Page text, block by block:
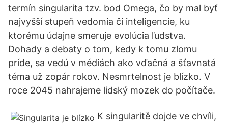
termín singularita tzv. bod Omega, čo by mal byť
najvyšší stupeň vedomia či inteligencie, ku
ktorému údajne smeruje evolúcia ľudstva.
Dohady a debaty o tom, kedy k tomu zlomu
príde, sa vedú v médiách ako vďačná a šťavnatá
téma už zopár rokov. Nesmrtelnost je blízko. V
roce 2045 nahrajeme lidský mozek do počítače.
K singularitě dojde ve chvíli,